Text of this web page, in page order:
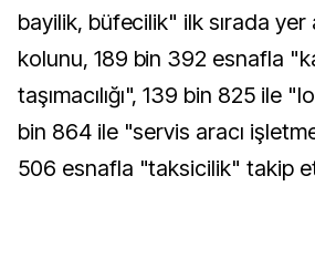
bayilik, büfecilik" ilk sırada yer
kolunu, 189 bin 392 esnafla
taşımacılığı", 139 bin 825 ile
bin 864 ile "servis aracı
506 esnafla "taksicilik" takip